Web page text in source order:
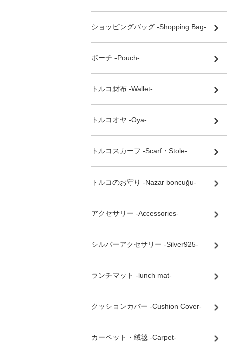
ショッピングバッグ -Shopping Bag-
ポーチ -Pouch-
トルコ財布 -Wallet-
トルコオヤ -Oya-
トルコスカーフ -Scarf・Stole-
トルコのお守り -Nazar boncuğu-
アクセサリー -Accessories-
シルバーアクセサリー -Silver925-
ランチマット -lunch mat-
クッションカバー -Cushion Cover-
カーペット・絨毯 -Carpet-